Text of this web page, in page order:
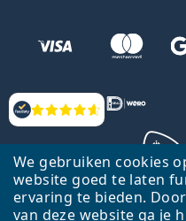
We gebruiken cookies
website goed te laten
ervaring te bieden.
van deze website ga je
Beoordelingen
Terug naar de